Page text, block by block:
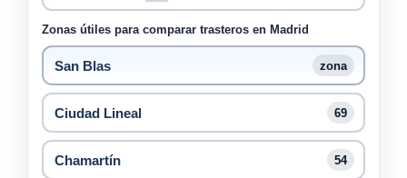
Zonas útiles para comparar trasteros en Madrid
San Blas zona
Ciudad Lineal 69
Chamartín 54